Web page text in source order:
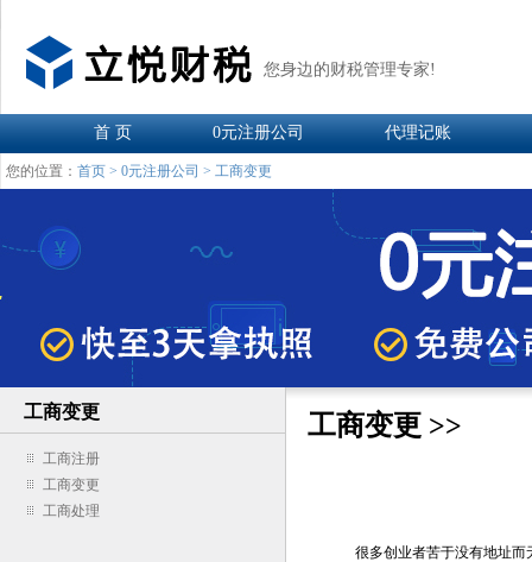
您身边的财税管理专家!
首 页 0元注册公司 代理记账
您的位置： 首页 > 0元注册公司 > 工商变更
工商变更
工商注册
工商变更
工商处理
工商变更 >>
很多创业者苦于没有地址而